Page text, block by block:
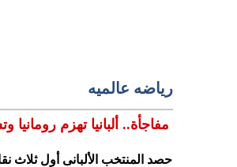
رياضه عالميه
مفاجأة.. ألبانيا تهزم رومانيا
حصد المنتخب الألبانى أول ثلاث